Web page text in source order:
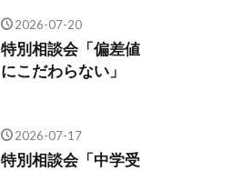
2026-07-20
特別相談会「偏差値
にこだわらない」
2026-07-17
特別相談会「中学受